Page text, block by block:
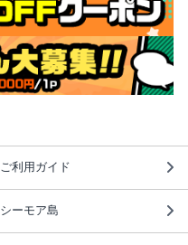
ご利用ガイド
シーモア島